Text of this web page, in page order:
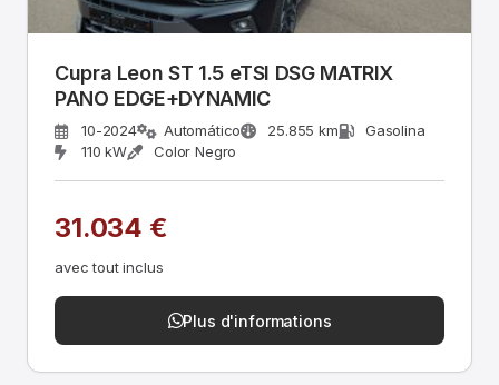
Cupra Leon ST 1.5 eTSI DSG MATRIX
PANO EDGE+DYNAMIC
10-2024 Automático 25.855 km
Gasolina
110 kW
Color Negro
31.034 €
avec tout inclus
Plus d'informations